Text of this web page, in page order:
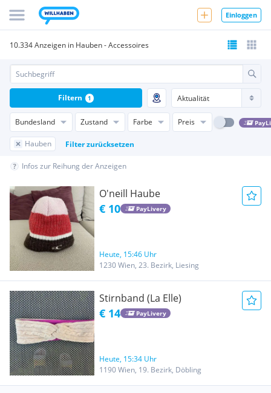
Einloggen
10.334 Anzeigen in Hauben - Accessoires
Bundesland Zustand Farbe Preis
Hauben Filter zurücksetzen
Filtern 1
Infos zur Reihung der Anzeigen
O'neill Haube
€ 10 PayLivery
Heute, 15:46 Uhr
1230 Wien, 23. Bezirk, Liesing
Stirnband (La Elle)
€ 14 PayLivery
Heute, 15:34 Uhr
1190 Wien, 19. Bezirk, Döbling